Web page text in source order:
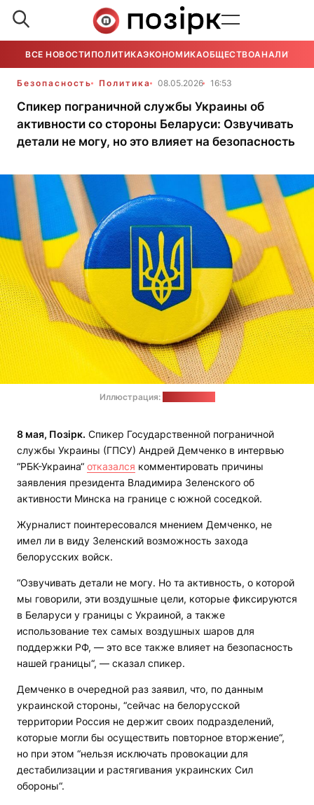
ВСЕ НОВОСТИ ПОЛИТИКАЭКОНОМИКАОБЩЕСТВОАНАЛИТИКА
Безопасность Политика 08.05.2026 16:53
Спикер пограничной службы Украины об
активности со стороны Беларуси: Озвучивать
детали не могу, но это влияет на безопасность
Иллюстрация:
8 мая, Позірк. Спикер Государственной пограничной
службы Украины (ГПСУ) Андрей Демченко в интервью
“РБК-Украина“ отказался комментировать причины
заявления президента Владимира Зеленского об
активности Минска на границе с южной соседкой.
Журналист поинтересовался мнением Демченко, не
имел ли в виду Зеленский возможность захода
белорусских войск.
“Озвучивать детали не могу. Но та активность, о которой
мы говорили, эти воздушные цели, которые фиксируются
в Беларуси у границы с Украиной, а также
использование тех самых воздушных шаров для
поддержки РФ, — это все также влияет на безопасность
нашей границы“, — сказал спикер.
Демченко в очередной раз заявил, что, по данным
украинской стороны, “сейчас на белорусской
территории Россия не держит своих подразделений,
которые могли бы осуществить повторное вторжение“,
но при этом “нельзя исключать провокации для
дестабилизации и растягивания украинских Сил
обороны“.